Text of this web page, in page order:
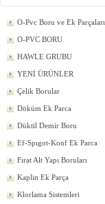
O-Pvc Boru ve Ek Parçaları
O-PVC BORU
HAWLE GRUBU
YENİ ÜRÜNLER
Çelik Borular
Döküm Ek Parca
Düktil Demir Boru
Ef-Spıgot-Konf Ek Parca
Fırat Alt Yapı Boruları
Kaplin Ek Parça
Klorlama Sistemleri